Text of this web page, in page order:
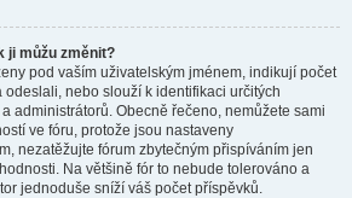
ji můžu změnit?
pod vaším uživatelským jménem, indikují počet
odeslali, nebo slouží k identifikaci určitých
administrátorů. Obecně řečeno, nemůžete sami
ve fóru, protože jsou nastaveny
nezatěžujte fórum zbytečným přispíváním jen
Na většině fór to nebude tolerováno a
jednoduše sníží váš počet příspěvků.